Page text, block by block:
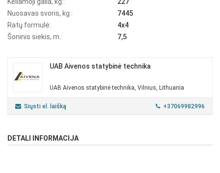
Keliamoji galia, kg.:
227
Nuosavas svoris, kg :
7445
Ratų formulė:
4x4
Šoninis siekis, m.:
7,5
UAB Aivenos statybinė technika
UAB Aivenos statybinė technika, Vilnius, Lithuania
Siųsti el. laišką +37069982996
DETALI INFORMACIJA